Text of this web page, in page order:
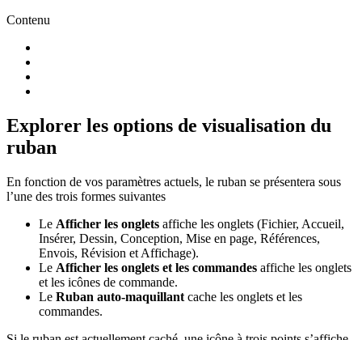
Contenu
Explorer les options de visualisation du
ruban
En fonction de vos paramètres actuels, le ruban se présentera sous
l’une des trois formes suivantes
Le Afficher les onglets affiche les onglets (Fichier, Accueil,
Insérer, Dessin, Conception, Mise en page, Références,
Envois, Révision et Affichage).
Le Afficher les onglets et les commandes affiche les onglets
et les icônes de commande.
Le Ruban auto-maquillant cache les onglets et les
commandes.